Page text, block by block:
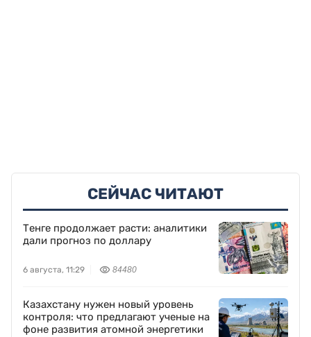
СЕЙЧАС ЧИТАЮТ
Тенге продолжает расти: аналитики
дали прогноз по доллару
6 августа, 11:29 84480
Казахстану нужен новый уровень
контроля: что предлагают ученые на
фоне развития атомной энергетики